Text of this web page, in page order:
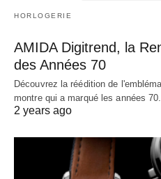
HORLOGERIE
AMIDA Digitrend, la
des Années 70
Découvrez la réédition de
montre qui a marqué les années
2 years ago